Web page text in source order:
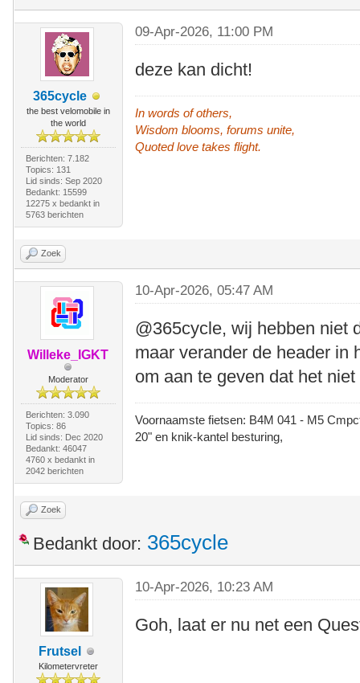
365cycle
the best velomobile in
the world
Berichten: 7.182
Topics: 131
Lid sinds: Sep 2020
Bedankt: 15599
12275 x bedankt in
5763 berichten
09-Apr-2026, 11:00 PM
deze kan dicht!
In words of others,
Wisdom blooms, forums unite,
Quoted love takes flight.
Zoek
Willeke_IGKT
Moderator
Berichten: 3.090
Topics: 86
Lid sinds: Dec 2020
Bedankt: 46047
4760 x bedankt in
2042 berichten
10-Apr-2026, 05:47 AM
@365cycle, wij hebben niet
maar verander de header in
om aan te geven dat het
Voornaamste fietsen: B4M 041 - M5
20" en knik-kantel besturing,
Zoek
Bedankt door: 365cycle
Frutsel
Kilometervreter
10-Apr-2026, 10:23 AM
Goh, laat er nu net een